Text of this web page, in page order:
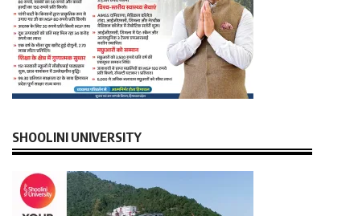
SHOOLINI UNIVERSITY